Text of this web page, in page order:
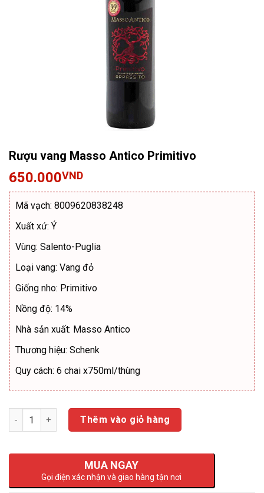
Rượu vang Masso Antico Primitivo
650.000VND
Mã vạch: 8009620838248
Xuất xứ: Ý
Vùng: Salento-Puglia
Loại vang: Vang đỏ
Giống nho: Primitivo
Nồng độ: 14%
Nhà sản xuất: Masso Antico
Thương hiệu: Schenk
Quy cách: 6 chai x750ml/thùng
Số lượng Thêm vào giỏ hàng
MUA NGAY
Gọi điện xác nhận và giao hàng tận nơi